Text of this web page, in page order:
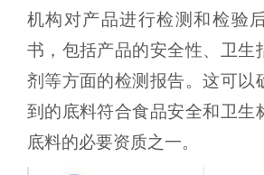
机构对产品进行检测和检验
书，包括产品的安全性、卫生
剂等方面的检测报告。这可以
到的底料符合食品安全和卫生
底料的必要资质之一。